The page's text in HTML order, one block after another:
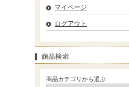
マイページ
ログアウト
商品カテゴリから選ぶ